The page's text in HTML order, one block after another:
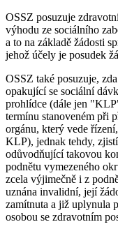
OSSZ posuzuje
výhodu ze sociálního
a to na základě žádosti
jehož účely je posudek
OSSZ také posuzuje,
opakující se sociální
prohlídce (dále jen
termínu stanoveném při
orgánu, který vede
KLP), jednak tehdy,
odůvodňující takovou
podnětu vymezeného
zcela výjimečně i z
uznána invalidní, její
zamítnuta a již uplynula
osobou se zdravotním